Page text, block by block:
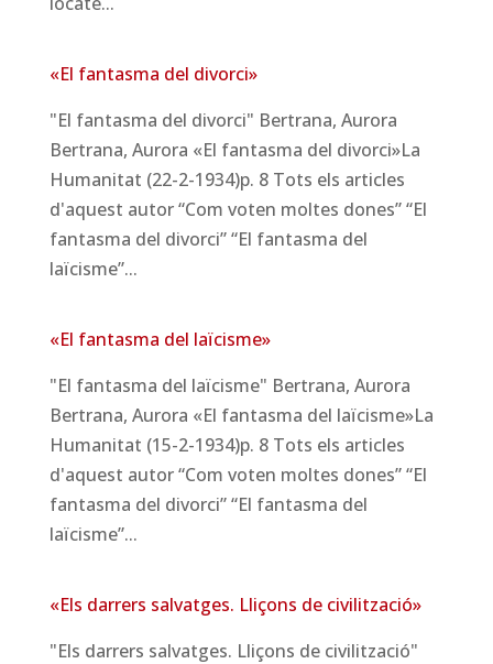
«El fantasma del divorci»
"El fantasma del divorci" Bertrana, Aurora
Bertrana, Aurora «El fantasma del divorci»La
Humanitat (22-2-1934)p. 8 Tots els articles
d'aquest autor “Com voten moltes dones” “El
fantasma del divorci” “El fantasma del
laïcisme”...
«El fantasma del laïcisme»
"El fantasma del laïcisme" Bertrana, Aurora
Bertrana, Aurora «El fantasma del laïcisme»La
Humanitat (15-2-1934)p. 8 Tots els articles
d'aquest autor “Com voten moltes dones” “El
fantasma del divorci” “El fantasma del
laïcisme”...
«Els darrers salvatges. Lliçons de civilització»
"Els darrers salvatges. Lliçons de civilització"